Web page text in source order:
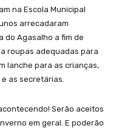
na Escola Municipal
arrecadaram
do Agasalho a fim de
roupas adequadas para
lanche para as crianças,
as secretárias.
Serão aceitos
em geral. E poderão